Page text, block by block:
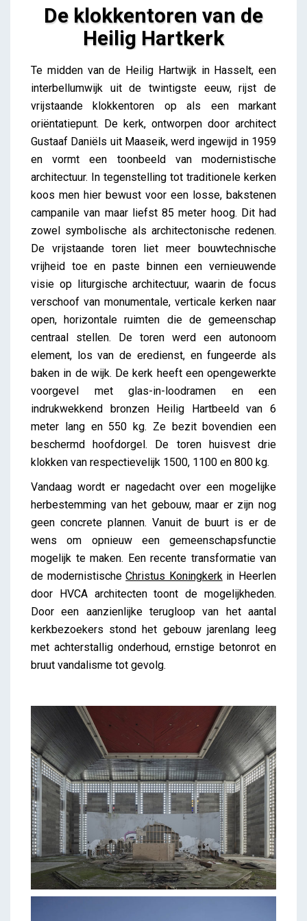
De klokkentoren van de
Heilig Hartkerk
De klokkentoren van de Heilig Hartkerk
Te midden van de Heilig Hartwijk in Hasselt, een
interbellumwijk uit de twintigste eeuw, rijst de
vrijstaande klokkentoren op als een markant
oriëntatiepunt. De kerk, ontworpen door architect
Gustaaf Daniëls uit Maaseik, werd ingewijd in 1959
en vormt een toonbeeld van modernistische
architectuur. In tegenstelling tot traditionele kerken
koos men hier bewust voor een losse, bakstenen
campanile van maar liefst 85 meter hoog. Dit had
zowel symbolische als architectonische redenen.
De vrijstaande toren liet meer bouwtechnische
vrijheid toe en paste binnen een vernieuwende
visie op liturgische architectuur, waarin de focus
verschoof van monumentale, verticale kerken naar
open, horizontale ruimten die de gemeenschap
centraal stellen. De toren werd een autonoom
element, los van de eredienst, en fungeerde als
baken in de wijk. De kerk heeft een opengewerkte
voorgevel met glas-in-loodramen en een
indrukwekkend bronzen Heilig Hartbeeld van 6
meter lang en 550 kg. Ze bezit bovendien een
beschermd hoofdorgel. De toren huisvest drie
klokken van respectievelijk 1500, 1100 en 800 kg.
Vandaag wordt er nagedacht over een mogelijke
herbestemming van het gebouw, maar er zijn nog
geen concrete plannen. Vanuit de buurt is er de
wens om opnieuw een gemeenschapsfunctie
mogelijk te maken. Een recente transformatie van
de modernistischeChristus Koningkerk in Heerlen
door HVCA architecten toont de mogelijkheden.
Door een aanzienlijke terugloop van het aantal
kerkbezoekers stond het gebouw jarenlang leeg
met achterstallig onderhoud, ernstige betonrot en
bruut vandalisme tot gevolg.